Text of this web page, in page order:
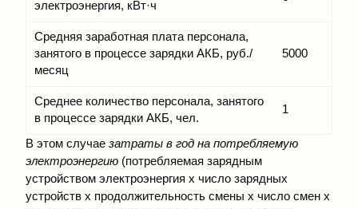
электроэнергия, кВт·ч
Средняя заработная плата персонала,
занятого в процессе зарядки АКБ, руб./
месяц
5000
Среднее количество персонала, занятого
в процессе зарядки АКБ, чел.
1
В этом случае затраты в год на потребляемую
электроэнергию (потребляемая зарядным
устройством электроэнергия х число зарядных
устройств х продолжительность смены х число смен х